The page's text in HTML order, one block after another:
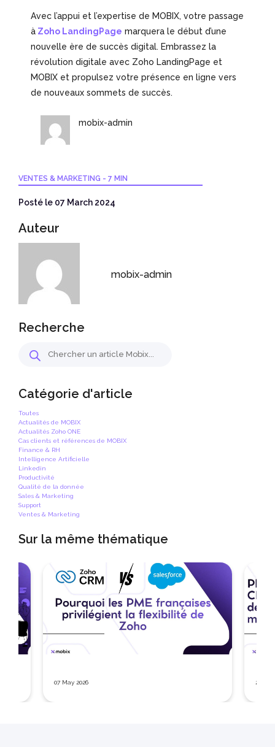
Avec l’appui et l’expertise de MOBIX, votre passage
à Zoho LandingPage marquera le début d’une
nouvelle ère de succès digital. Embrassez la
révolution digitale avec Zoho LandingPage et
MOBIX et propulsez votre présence en ligne vers
de nouveaux sommets de succès.
mobix-admin
VENTES & MARKETING - 7 MIN
Posté le 07 March 2024
Auteur
mobix-admin
Recherche
Catégorie d'article
Toutes
Actualités de MOBIX
Actualités Zoho ONE
Cas clients et références de MOBIX
Finance & RH
Intelligence Artificielle
Linkedin
Productivité
Qualité de la donnée
Sales & Marketing
Support
Ventes & Marketing
Sur la même thématique
07 May 2026 26